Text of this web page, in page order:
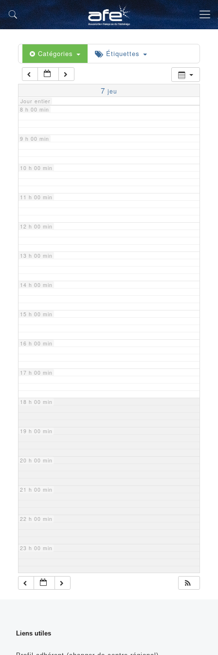
Catégories Étiquettes
7 jeu
Jour entier
5 h 00 min
6 h 00 min
7 h 00 min
8 h 00 min
9 h 00 min
10 h 00 min
11 h 00 min
12 h 00 min
13 h 00 min
14 h 00 min
15 h 00 min
16 h 00 min
17 h 00 min
18 h 00 min
19 h 00 min
20 h 00 min
21 h 00 min
22 h 00 min
23 h 00 min
Liens utiles